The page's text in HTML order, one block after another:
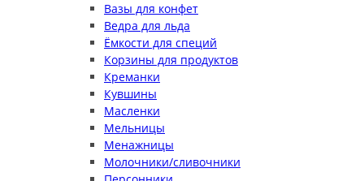
Вазы для конфет
Ведра для льда
Ёмкости для специй
Корзины для продуктов
Креманки
Кувшины
Масленки
Мельницы
Менажницы
Молочники/сливочники